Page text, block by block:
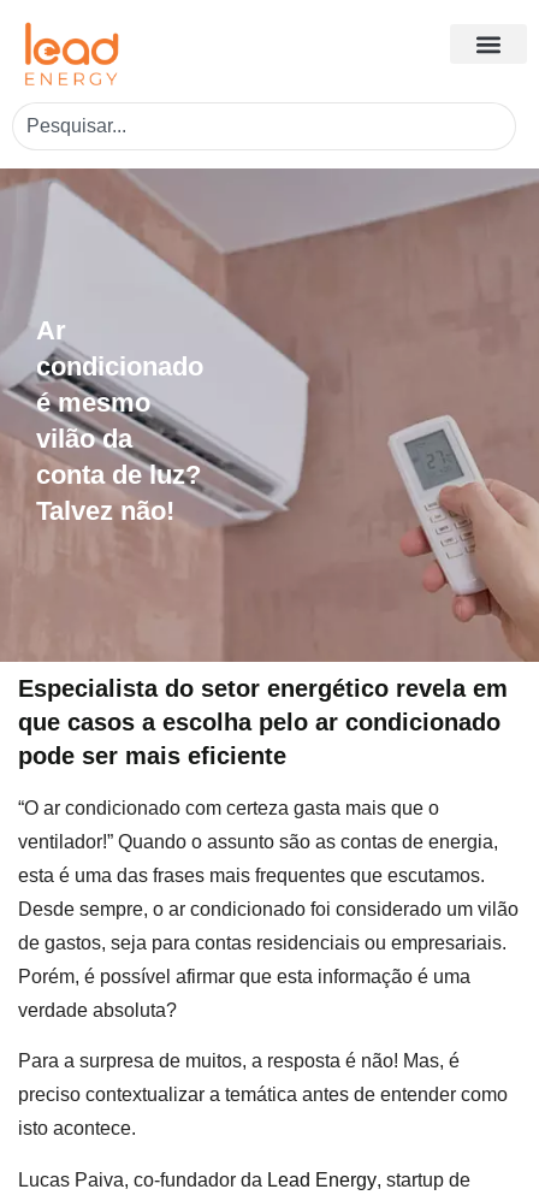
Ar
condicionado
é mesmo
vilão da
conta de luz?
Talvez não!
Especialista do setor energético revela em
que casos a escolha pelo ar condicionado
pode ser mais eficiente
“O ar condicionado com certeza gasta mais que o
ventilador!” Quando o assunto são as contas de energia,
esta é uma das frases mais frequentes que escutamos.
Desde sempre, o ar condicionado foi considerado um vilão
de gastos, seja para contas residenciais ou empresariais.
Porém, é possível afirmar que esta informação é uma
verdade absoluta?
Para a surpresa de muitos, a resposta é não! Mas, é
preciso contextualizar a temática antes de entender como
isto acontece.
Lucas Paiva, co-fundador da Lead Energy, startup de